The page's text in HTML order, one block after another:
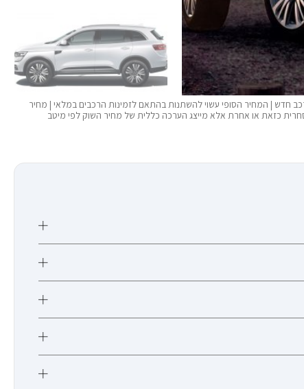
בלבד | המחיר מתייחס לרכב משומש מודל 2022, זה לא רכב חדש | המחיר הסופי עשוי להשתנות בהתאם לזמינות הרכבים במלאי | מחיר
כזאת או אחרת אלא מייצג הערכה כללית של מחיר השוק לפי מיטב